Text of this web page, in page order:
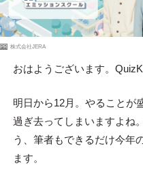
PR 株式会社JERA
おはようございます。
明日から12月。やることが
過ぎ去ってしまいますよね
う、筆者もできるだけ今年
ます。